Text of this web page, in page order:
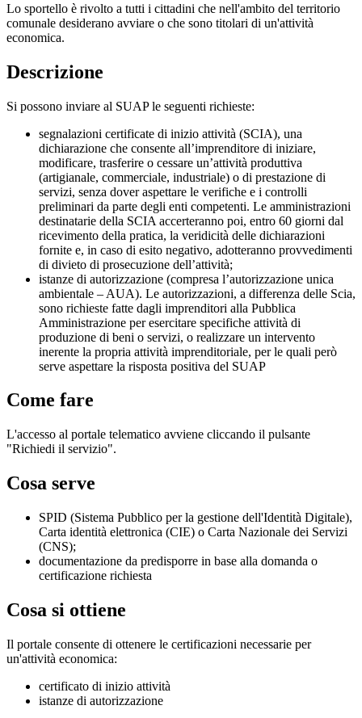
Lo sportello è rivolto a tutti i cittadini che nell'ambito del territorio
comunale desiderano avviare o che sono titolari di un'attività
economica.
Descrizione
Si possono inviare al SUAP le seguenti richieste:
segnalazioni certificate di inizio attività (SCIA), una
dichiarazione che consente all’imprenditore di iniziare,
modificare, trasferire o cessare un’attività produttiva
(artigianale, commerciale, industriale) o di prestazione di
servizi, senza dover aspettare le verifiche e i controlli
preliminari da parte degli enti competenti. Le amministrazioni
destinatarie della SCIA accerteranno poi, entro 60 giorni dal
ricevimento della pratica, la veridicità delle dichiarazioni
fornite e, in caso di esito negativo, adotteranno provvedimenti
di divieto di prosecuzione dell’attività;
istanze di autorizzazione (compresa l’autorizzazione unica
ambientale – AUA). Le autorizzazioni, a differenza delle Scia,
sono richieste fatte dagli imprenditori alla Pubblica
Amministrazione per esercitare specifiche attività di
produzione di beni o servizi, o realizzare un intervento
inerente la propria attività imprenditoriale, per le quali però
serve aspettare la risposta positiva del SUAP
Come fare
L'accesso al portale telematico avviene cliccando il pulsante
"Richiedi il servizio".
Cosa serve
SPID (Sistema Pubblico per la gestione dell'Identità Digitale),
Carta identità elettronica (CIE) o Carta Nazionale dei Servizi
(CNS);
documentazione da predisporre in base alla domanda o
certificazione richiesta
Cosa si ottiene
Il portale consente di ottenere le certificazioni necessarie per
un'attività economica:
certificato di inizio attività
istanze di autorizzazione